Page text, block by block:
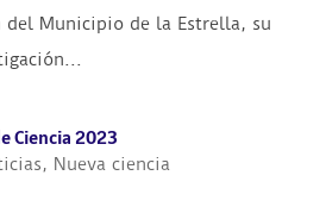
del Municipio de la Estrella, su
Ciencia 2023
, Nueva ciencia